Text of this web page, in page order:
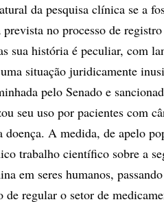
da pesquisa clínica se a
no processo de
sua história é peculiar, com
situação juridicamente
pelo Senado e
seu uso por pacientes com
A medida, de apelo
trabalho científico sobre a
em seres humanos,
regular o setor de